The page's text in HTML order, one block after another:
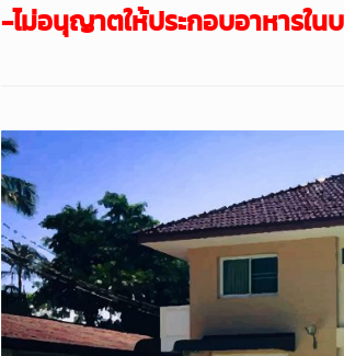
-ไม่อนุญาตให้ประกอบอาหารใน